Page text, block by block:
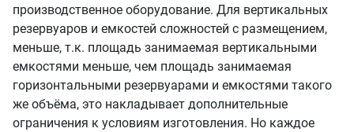
производственное оборудование. Для вертикальных
резервуаров и емкостей сложностей с размещением,
меньше, т.к. площадь занимаемая вертикальными
емкостями меньше, чем площадь занимаемая
горизонтальными резервуарами и емкостями такого
же объёма, это накладывает дополнительные
ограничения к условиям изготовления. Но каждое